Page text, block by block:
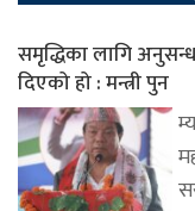
समृद्धिका लागि
दिएको हो : मन्त्री पुन